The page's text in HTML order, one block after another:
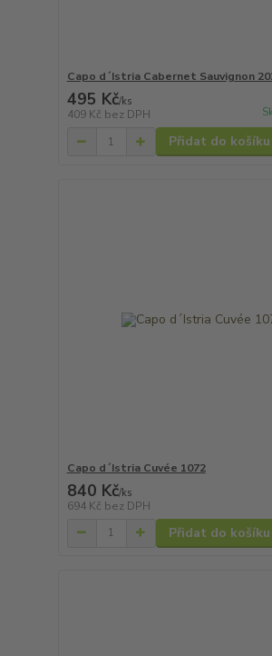
Capo d´Istria Cabernet Sauvignon
495 Kč/ks
409 Kč bez DPH
Přidat do košíku
Capo d´Istria Cuvée 1072
840 Kč/ks
694 Kč bez DPH
Přidat do košíku